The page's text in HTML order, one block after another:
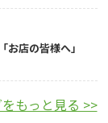
店の皆様へ」
もっと見る >>